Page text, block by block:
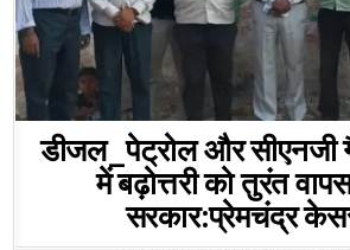
डीजल_पेट्रोल और सीएनजी
में बढ़ोत्तरी को तुरंत
सरकार:प्रेमचंद्र